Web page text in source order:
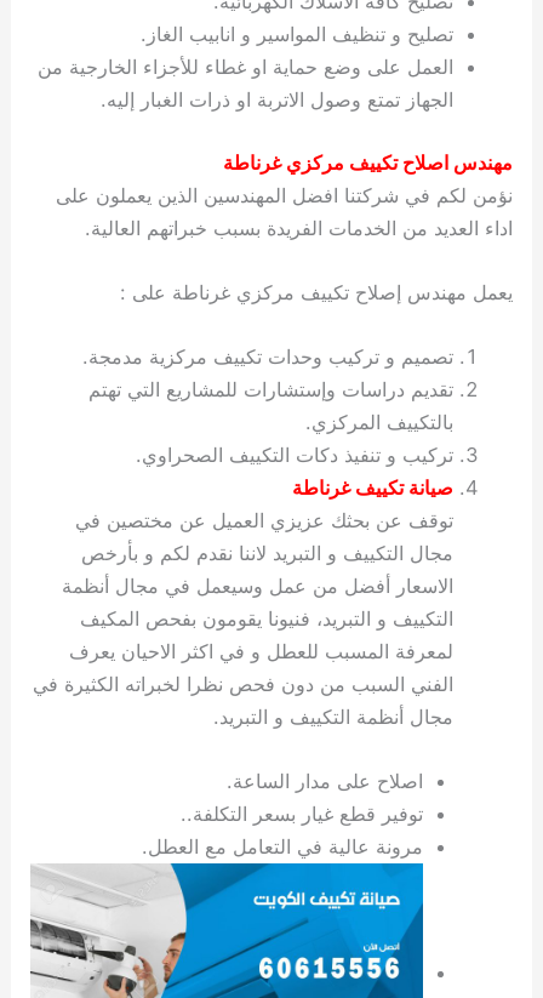
تصليح و تنظيف المواسير و انابيب الغاز.
العمل على وضع حماية او غطاء للأجزاء الخارجية من
الجهاز تمتع وصول الاتربة او ذرات الغبار إليه.
مهندس اصلاح تكييف مركزي غرناطة
نؤمن لكم في شركتنا افضل المهندسين الذين يعملون على
اداء العديد من الخدمات الفريدة بسبب خبراتهم العالية.
يعمل مهندس إصلاح تكييف مركزي غرناطة على :
تصميم و تركيب وحدات تكييف مركزية مدمجة.
تقديم دراسات وإستشارات للمشاريع التي تهتم
بالتكييف المركزي.
تركيب و تنفيذ دكات التكييف الصحراوي.
صيانة تكييف غرناطة
توقف عن بحثك عزيزي العميل عن مختصين في
مجال التكييف و التبريد لاننا نقدم لكم و بأرخص
الاسعار أفضل من عمل وسيعمل في مجال أنظمة
التكييف و التبريد، فنيونا يقومون بفحص المكيف
لمعرفة المسبب للعطل و في اكثر الاحيان يعرف
الفني السبب من دون فحص نظرا لخبراته الكثيرة في
مجال أنظمة التكييف و التبريد.
اصلاح على مدار الساعة.
توفير قطع غيار بسعر التكلفة..
مرونة عالية في التعامل مع العطل.